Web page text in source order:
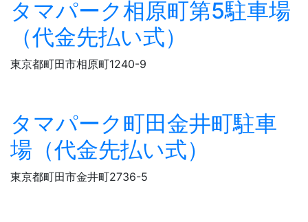
タマパーク相原町第5駐車場
（代金先払い式）
東京都町田市相原町1240-9
タマパーク町田金井町駐車
場（代金先払い式）
東京都町田市金井町2736-5